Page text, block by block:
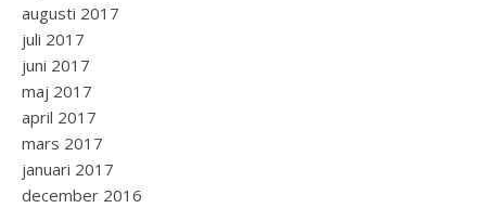
augusti 2017
juli 2017
juni 2017
maj 2017
april 2017
mars 2017
januari 2017
december 2016